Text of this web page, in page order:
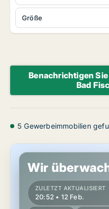
Größe
Benachrichtigen
Bad
5 Gewerbeimmobilien
Lager in Bad Fischau-Brunn,
Wir
ZULETZT AKTUALISIERT
20:52 • 12 Feb.